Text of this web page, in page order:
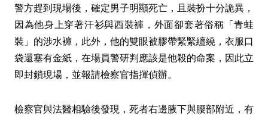
警方趕到現場後，確定男子明顯死亡，且裝扮十分詭異，
因為他身上穿著汗衫與西裝褲，外面卻套著俗稱「青蛙
裝」的涉水褲，此外，他的雙眼被膠帶緊緊纏繞，衣服口
袋還塞有金紙，在場員警研判應該是他殺的命案，因此立
即封鎖現場，並報請檢察官指揮偵辦。
檢察官與法醫相驗後發現，死者右邊腋下與腰部附近，有